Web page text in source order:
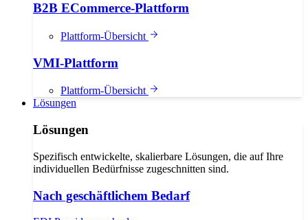
B2B ECommerce-Plattform
Plattform-Übersicht
VMI-Plattform
Plattform-Übersicht
Lösungen
Lösungen
Spezifisch entwickelte, skalierbare Lösungen, die auf Ihre
individuellen Bedürfnisse zugeschnitten sind.
Nach geschäftlichem Bedarf